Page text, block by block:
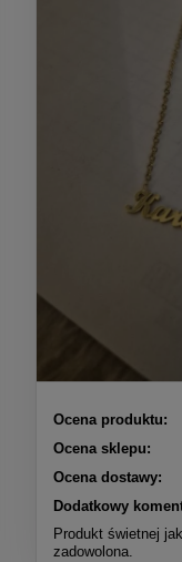
Ocena produktu:
Ocena sklepu:
Ocena dostawy:
Dodatkowy
Produkt świetnej
zadowolona.